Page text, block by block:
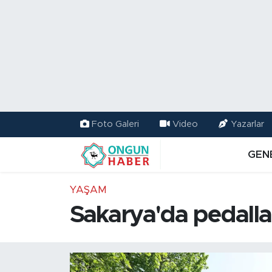
Foto Galeri Video Yazarlar
YAŞAM
Sakarya'da
Trafik Durumu
TFF 2.Lig Kırmızı Grup Puan Durumu ve Fikstür
Haber Arşivi